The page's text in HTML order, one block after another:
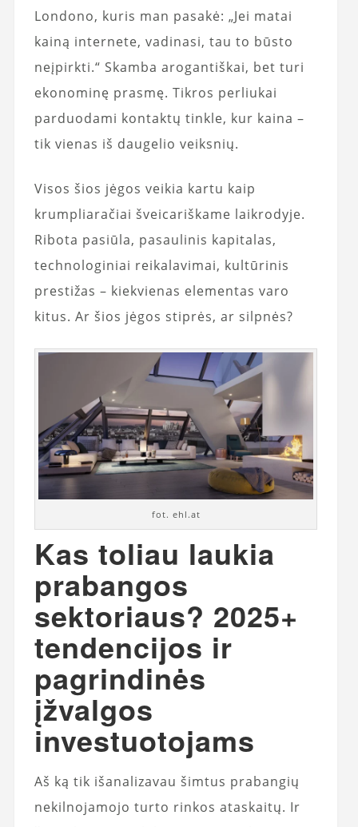
Londono, kuris man pasakė: „Jei matai
kainą internete, vadinasi, tau to būsto
neįpirkti.“ Skamba arogantiškai, bet turi
ekonominę prasmę. Tikros perliukai
parduodami kontaktų tinkle, kur kaina –
tik vienas iš daugelio veiksnių.
Visos šios jėgos veikia kartu kaip
krumpliaračiai šveicariškame laikrodyje.
Ribota pasiūla, pasaulinis kapitalas,
technologiniai reikalavimai, kultūrinis
prestižas – kiekvienas elementas varo
kitus. Ar šios jėgos stiprės, ar silpnės?
fot. ehl.at
Kas toliau laukia
prabangos
sektoriaus? 2025+
tendencijos ir
pagrindinės
įžvalgos
investuotojams
Aš ką tik išanalizavau šimtus prabangių
nekilnojamojo turto rinkos ataskaitų. Ir